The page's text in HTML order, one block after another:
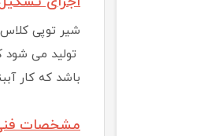
باشد که کار
مشخصات فنی